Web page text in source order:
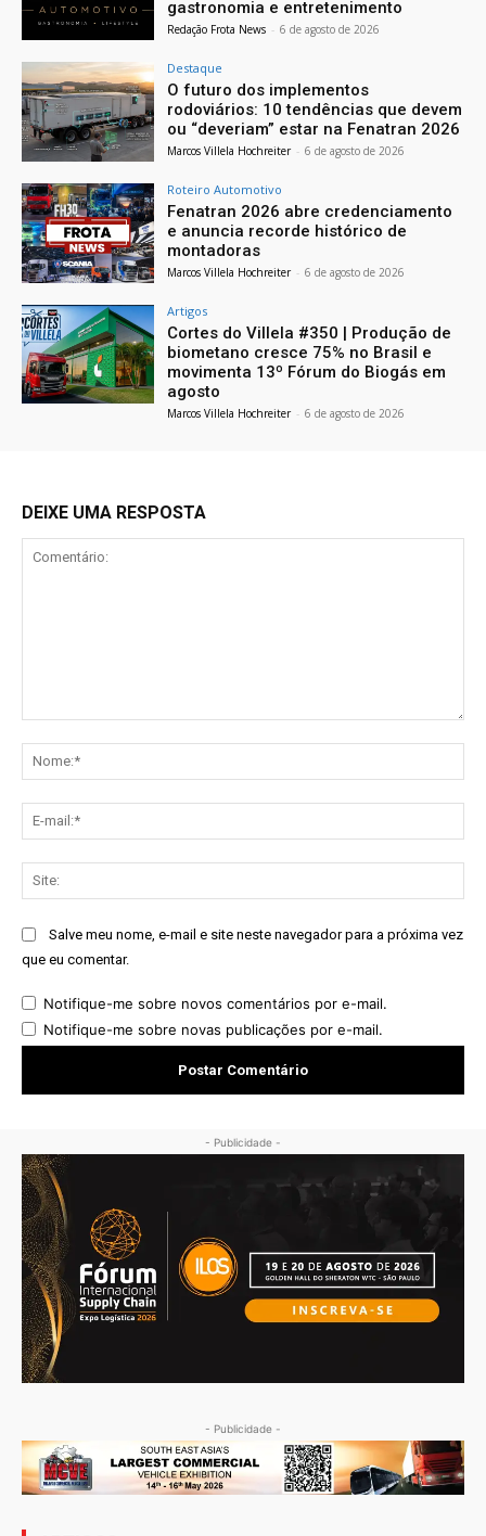
gastronomia e entretenimento
Redação Frota News - 6 de agosto de 2026
Destaque
O futuro dos implementos
rodoviários: 10 tendências que devem
ou “deveriam” estar na Fenatran 2026
Marcos Villela Hochreiter - 6 de agosto de 2026
Roteiro Automotivo
Fenatran 2026 abre credenciamento
e anuncia recorde histórico de
montadoras
Marcos Villela Hochreiter - 6 de agosto de 2026
Artigos
Cortes do Villela #350 | Produção de
biometano cresce 75% no Brasil e
movimenta 13º Fórum do Biogás em
agosto
Marcos Villela Hochreiter - 6 de agosto de 2026
DEIXE UMA RESPOSTA
Salve meu nome, e-mail e site neste navegador para a próxima vez
que eu comentar.
Notifique-me sobre novos comentários por e-mail.
Notifique-me sobre novas publicações por e-mail.
- Publicidade -
- Publicidade -